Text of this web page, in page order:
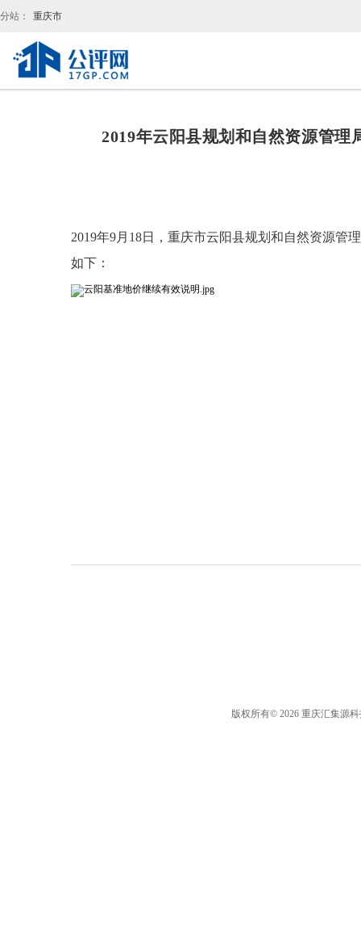
分站： 重庆市
2019年云阳县规划和自然资源管
2019年9月18日，重庆市云阳县规划和自然资源管
如下：
版权所有© 2026 重庆汇集